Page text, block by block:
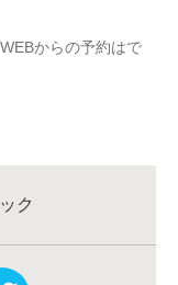
からの予約はで
ク